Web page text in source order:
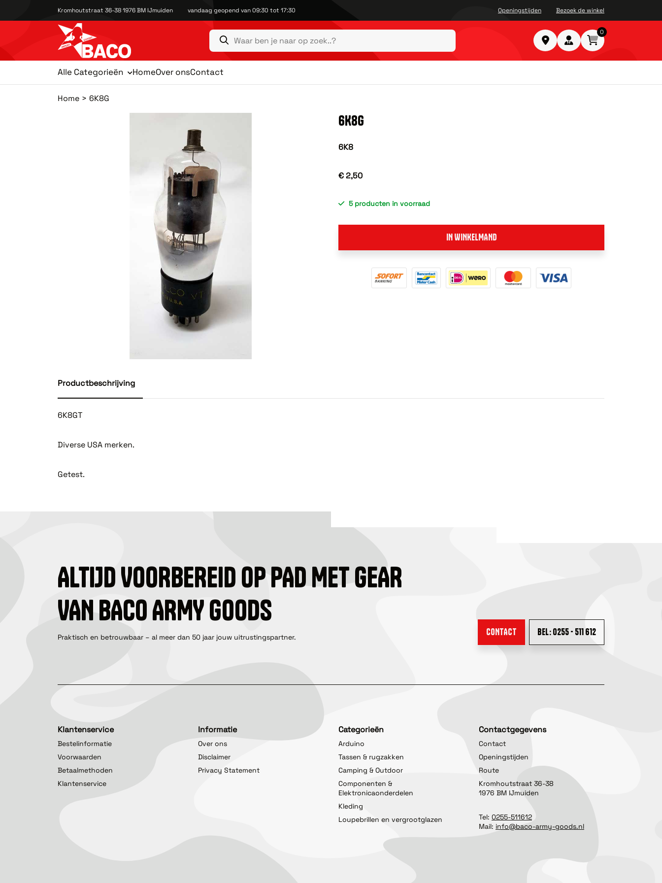
Kromhoutstraat 36-38 1976 BM IJmuiden vandaag geopend van 09:30 tot 17:30 Openingstijden Bezoek de winkel
0
Alle Categorieën HomeOver onsContact
Home 6K8G
6K8G
6K8
€ 2,50
5 producten in voorraad
IN WINKELMAND
Productbeschrijving
6K8GT
Diverse USA merken.
Getest.
ALTIJD VOORBEREID OP PAD MET GEAR
VAN BACO ARMY GOODS
Praktisch en betrouwbaar – al meer dan 50 jaar jouw uitrustingspartner. CONTACT BEL: 0255 - 511 612
Klantenservice
Bestelinformatie
Voorwaarden
Betaalmethoden
Klantenservice
Informatie
Over ons
Disclaimer
Privacy Statement
Categorieën
Arduino
Tassen & rugzakken
Camping & Outdoor
Componenten &
Elektronicaonderdelen
Kleding
Loupebrillen en vergrootglazen
Contactgegevens
Contact
Openingstijden
Route
Kromhoutstraat 36-38
1976 BM IJmuiden
Tel: 0255-511612
Mail: info@baco-army-goods.nl